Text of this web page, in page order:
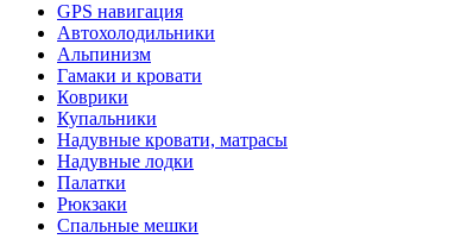
GPS навигация
Автохолодильники
Альпинизм
Гамаки и кровати
Коврики
Купальники
Надувные кровати, матрасы
Надувные лодки
Палатки
Рюкзаки
Спальные мешки